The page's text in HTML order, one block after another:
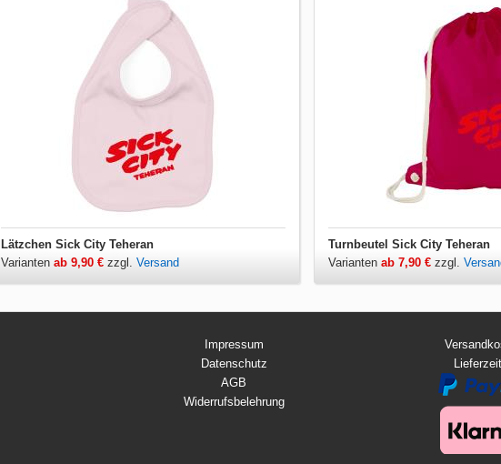
Lätzchen Sick City Teheran
Varianten ab 9,90 € zzgl. Versand
Turnbeutel Sick City Teheran
Varianten ab 7,90 €zzgl.
Impressum
Datenschutz
AGB
Widerrufsbelehrung